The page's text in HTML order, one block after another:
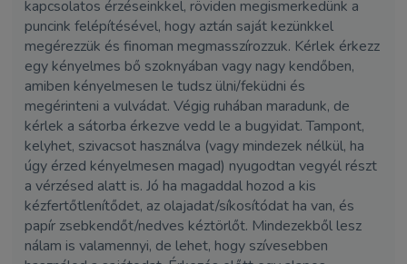
kapcsolatos érzéseinkkel, röviden megismerkedünk a
puncink felépítésével, hogy aztán saját kezünkkel
megérezzük és finoman megmasszírozzuk. Kérlek érkezz
egy kényelmes bő szoknyában vagy nagy kendőben,
amiben kényelmesen le tudsz ülni/feküdni és
megérinteni a vulvádat. Végig ruhában maradunk, de
kérlek a sátorba érkezve vedd le a bugyidat. Tampont,
kelyhet, szivacsot használva (vagy mindezek nélkül, ha
úgy érzed kényelmesen magad) nyugodtan vegyél részt
a vérzésed alatt is. Jó ha magaddal hozod a kis
kézfertőtlenítődet, az olajadat/síkosítódat ha van, és
papír zsebkendőt/nedves kéztörlőt. Mindezekből lesz
nálam is valamennyi, de lehet, hogy szívesebben